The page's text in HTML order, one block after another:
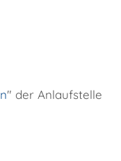
" der Anlaufstelle